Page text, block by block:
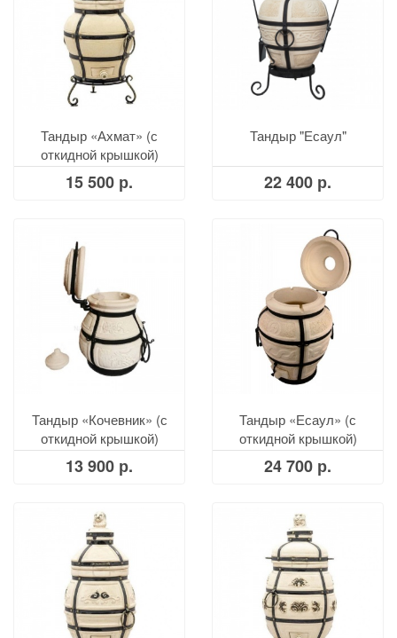
Тандыр «Ахмат» (с
откидной крышкой)
15 500 р.
Тандыр "Есаул"
22 400 р.
Тандыр «Кочевник» (с
откидной крышкой)
13 900 р.
Тандыр «Есаул» (с
откидной крышкой)
24 700 р.